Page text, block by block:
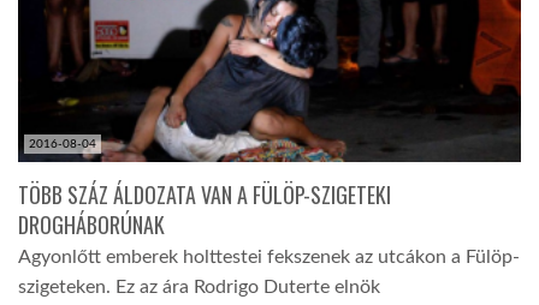
2016-08-04
TÖBB SZÁZ ÁLDOZATA VAN A FÜLÖP-SZIGETEKI
DROGHÁBORÚNAK
Agyonlőtt emberek holttestei fekszenek az utcákon a Fülöp-
szigeteken. Ez az ára Rodrigo Duterte elnök